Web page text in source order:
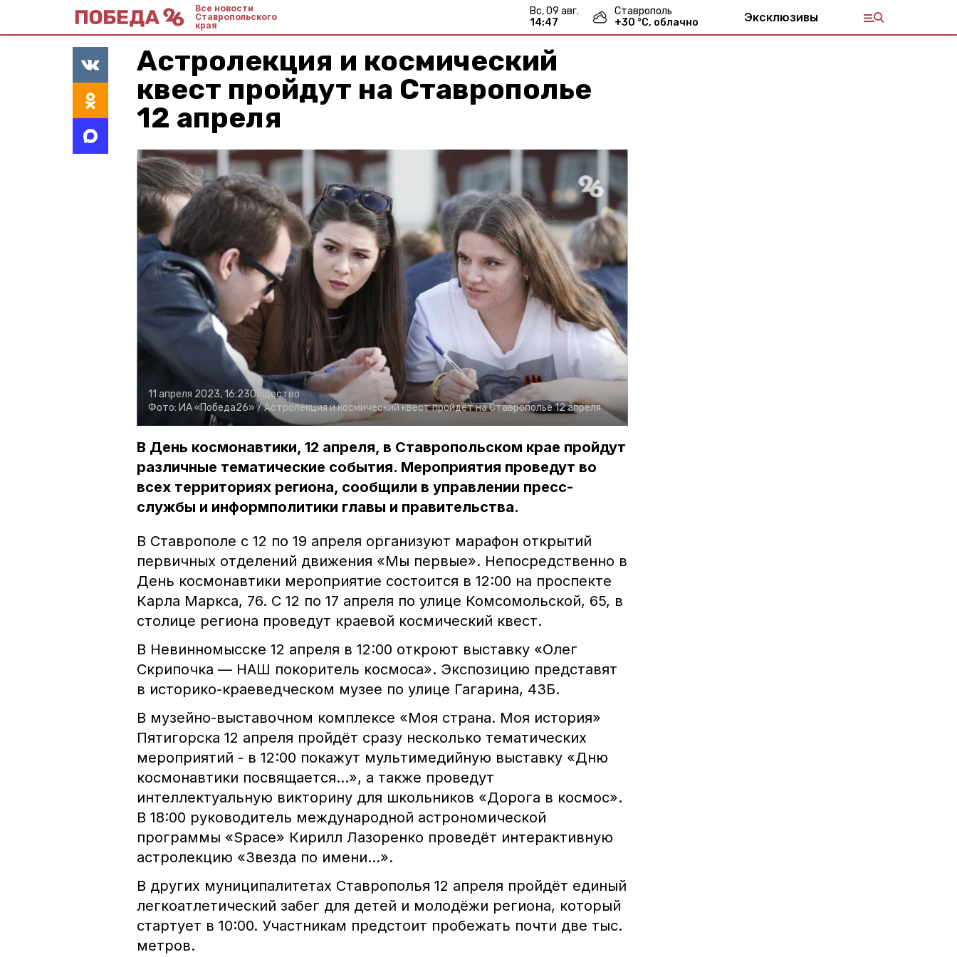
Все новости
Ставропольского
края
вс, 09 авг.
14:47
Ставрополь
+30 °С, облачно Эксклюзивы
Астролекция и космический
квест пройдут на Ставрополье
12 апреля
11 апреля 2023, 16:23Общество
Фото: ИА «Победа26» /Астролекция и космический квест пройдёт на Ставрополье 12 апреля
В День космонавтики, 12 апреля, в Ставропольском крае пройдут
различные тематические события. Мероприятия проведут во
всех территориях региона, сообщили в управлении пресс-
службы и информполитики главы и правительства.
В Ставрополе с 12 по 19 апреля организуют марафон открытий
первичных отделений движения «Мы первые». Непосредственно в
День космонавтики мероприятие состоится в 12:00 на проспекте
Карла Маркса, 76. С 12 по 17 апреля по улице Комсомольской, 65, в
столице региона проведут краевой космический квест.
В Невинномысске 12 апреля в 12:00 откроют выставку «Олег
Скрипочка — НАШ покоритель космоса». Экспозицию представят
в историко-краеведческом музее по улице Гагарина, 43Б.
В музейно-выставочном комплексе «Моя страна. Моя история»
Пятигорска 12 апреля пройдёт сразу несколько тематических
мероприятий - в 12:00 покажут мультимедийную выставку «Дню
космонавтики посвящается…», а также проведут
интеллектуальную викторину для школьников «Дорога в космос».
В 18:00 руководитель международной астрономической
программы «Space» Кирилл Лазоренко проведёт интерактивную
астролекцию «Звезда по имени…».
В других муниципалитетах Ставрополья 12 апреля пройдёт единый
легкоатлетический забег для детей и молодёжи региона, который
стартует в 10:00. Участникам предстоит пробежать почти две тыс.
метров.